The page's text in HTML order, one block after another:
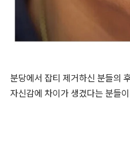
분당에서 잡티 제거하신 분들의
자신감에 차이가 생겼다는 분들